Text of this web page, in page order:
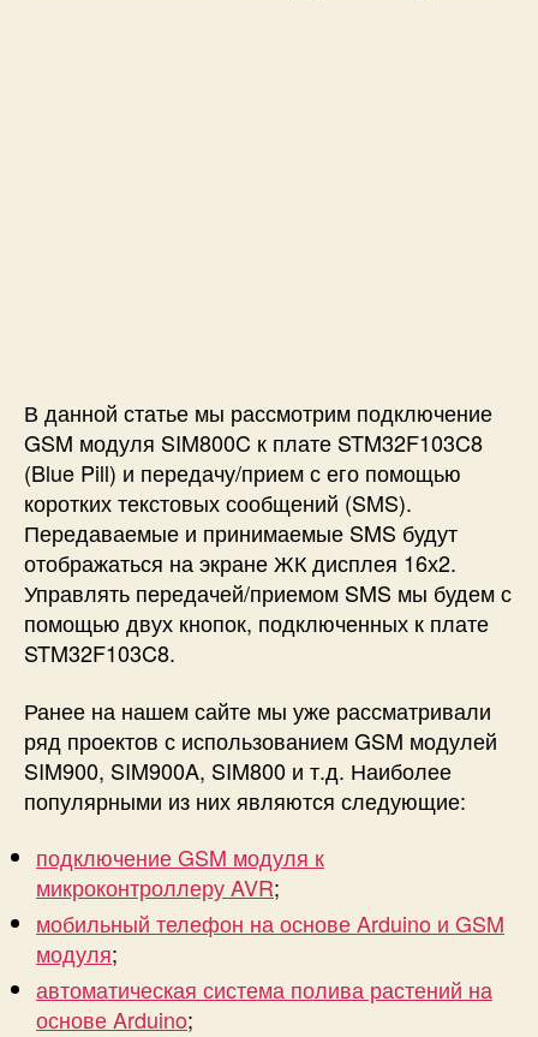
и
G
S
M
м
о
д
л
I
M
8
0
В данной статье мы рассмотрим подключение
GSM модуля SIM800C к плате STM32F103C8
(Blue Pill) и передачу/прием с его помощью
коротких текстовых сообщений (SMS).
Передаваемые и принимаемые SMS будут
отображаться на экране ЖК дисплея 16х2.
Управлять передачей/приемом SMS мы будем с
помощью двух кнопок, подключенных к плате
STM32F103C8.
Ранее на нашем сайте мы уже рассматривали
ряд проектов с использованием GSM модулей
SIM900, SIM900A, SIM800 и т.д. Наиболее
популярными из них являются следующие:
подключение GSM модуля к
микроконтроллеру AVR;
мобильный телефон на основе Arduino и GSM
модуля;
автоматическая система полива растений на
основе Arduino;